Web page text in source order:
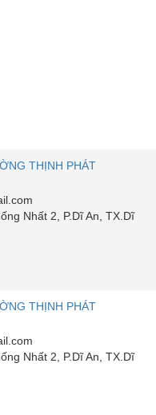
THỊNH PHÁT
Nhất 2, P.Dĩ An, TX.Dĩ
THỊNH PHÁT
Nhất 2, P.Dĩ An, TX.Dĩ